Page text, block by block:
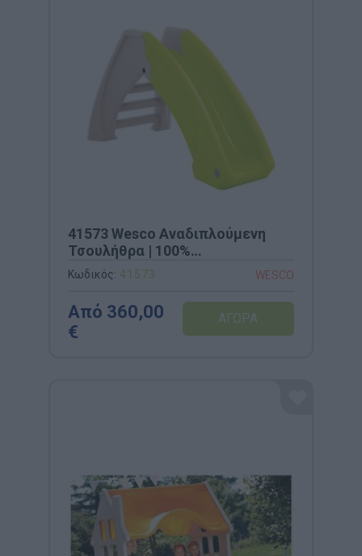
41573 Wesco Αναδιπλούμενη
Τσουλήθρα | 100%
Ανακυκλώσιμη & Εργονομική
(170x100x138cm)
Κωδικός: 41573 WESCO
Από 360,00
€